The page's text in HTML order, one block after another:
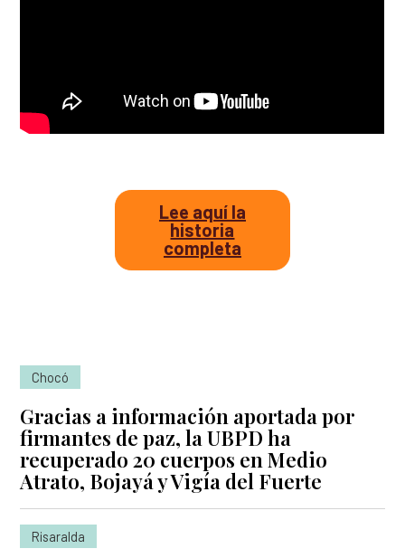
Lee aquí la
historia
completa
Chocó
Gracias a información aportada por
firmantes de paz, la UBPD ha
recuperado 20 cuerpos en Medio
Atrato, Bojayá y Vigía del Fuerte
Risaralda